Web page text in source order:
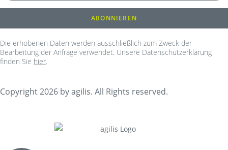
Die erhobenen Daten werden ausschließlich zum Zweck der
Bearbeitung der Anfrage verwendet. Unsere Datenschutzerklärung
finden Sie hier.
Copyright 2026 by agilis. All Rights reserved.